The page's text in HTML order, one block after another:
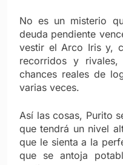
No es un misterio
deuda pendiente
vestir el Arco Iris y,
recorridos y rivales,
chances reales de
varias veces.
Así las cosas, Purito
que tendrá un nivel
que le sienta a la
que se antoja